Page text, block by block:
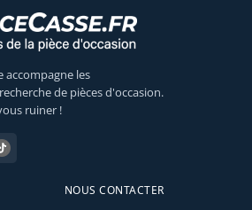
accompagne les
de pièces d'occasion.
ruiner !
NOUS CONTACTER